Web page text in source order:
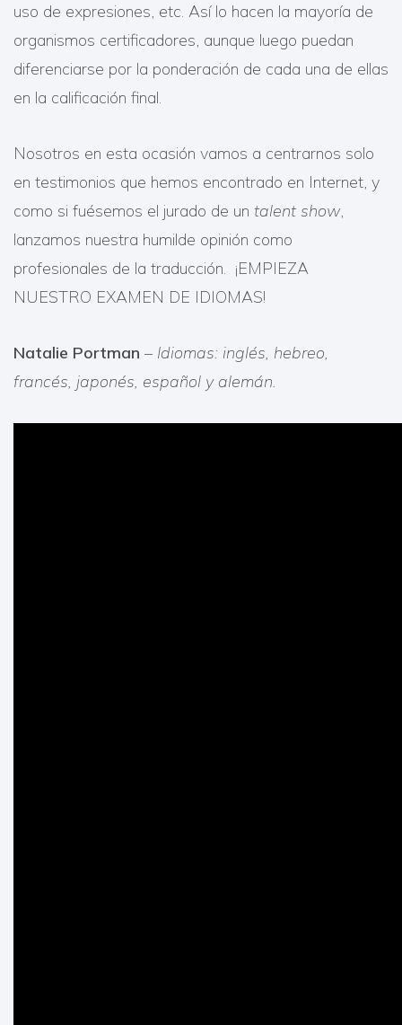
uso de expresiones, etc. Así lo hacen la mayoría de
organismos certificadores, aunque luego puedan
diferenciarse por la ponderación de cada una de ellas
en la calificación final.
Nosotros en esta ocasión vamos a centrarnos solo
en testimonios que hemos encontrado en Internet, y
como si fuésemos el jurado de un talent show,
lanzamos nuestra humilde opinión como
profesionales de la traducción. ¡EMPIEZA
NUESTRO EXAMEN DE IDIOMAS!
Natalie Portman – Idiomas: inglés, hebreo,
francés, japonés, español y alemán.